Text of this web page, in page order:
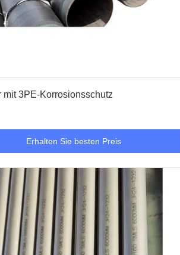
mit 3PE-Korrosionsschutz
Erhalten Sie besten Preis